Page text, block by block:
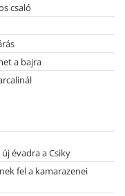
csaló
a bajra
évadra a Csiky
fel a kamarazenei